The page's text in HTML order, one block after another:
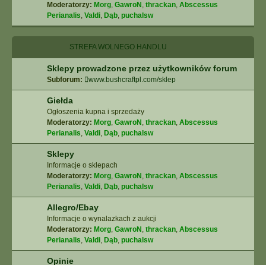
Moderatorzy: Morg, GawroN , thrackan, Abscessus
Perianalis, Valdi, Dąb, puchalsw
STREFA WOLNEGO HANDLU
Sklepy prowadzone przez użytkowników forum
Subforum: www.bushcraftpl.com/sklep
Giełda
Ogłoszenia kupna i sprzedaży
Moderatorzy: Morg, GawroN , thrackan, Abscessus
Perianalis, Valdi, Dąb, puchalsw
Sklepy
Informacje o sklepach
Moderatorzy: Morg, GawroN , thrackan, Abscessus
Perianalis, Valdi, Dąb, puchalsw
Allegro/Ebay
Informacje o wynalazkach z aukcji
Moderatorzy: Morg, GawroN , thrackan, Abscessus
Perianalis, Valdi, Dąb, puchalsw
Opinie